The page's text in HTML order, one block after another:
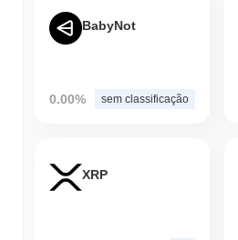
BabyNot
0.00% sem classificação
XRP